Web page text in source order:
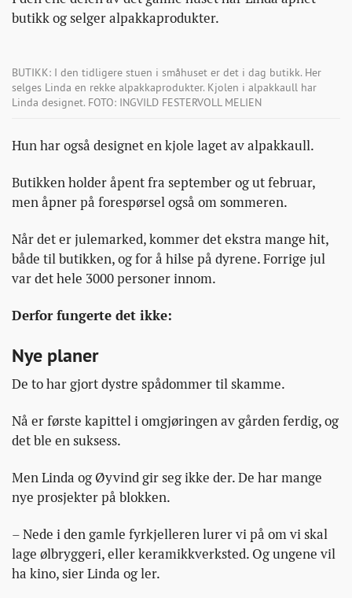
butikk og selger alpakkaprodukter.
BUTIKK: I den tidligere stuen i småhuset er det i dag butikk. Her
selges Linda en rekke alpakkaprodukter. Kjolen i alpakkaull har
Linda designet. FOTO: INGVILD FESTERVOLL MELIEN
Hun har også designet en kjole laget av alpakkaull.
Butikken holder åpent fra september og ut februar,
men åpner på forespørsel også om sommeren.
Når det er julemarked, kommer det ekstra mange hit,
både til butikken, og for å hilse på dyrene. Forrige jul
var det hele 3000 personer innom.
Derfor fungerte det ikke:
Nye planer
De to har gjort dystre spådommer til skamme.
Nå er første kapittel i omgjøringen av gården ferdig, og
det ble en suksess.
Men Linda og Øyvind gir seg ikke der. De har mange
nye prosjekter på blokken.
– Nede i den gamle fyrkjelleren lurer vi på om vi skal
lage ølbryggeri, eller keramikkverksted. Og ungene vil
ha kino, sier Linda og ler.